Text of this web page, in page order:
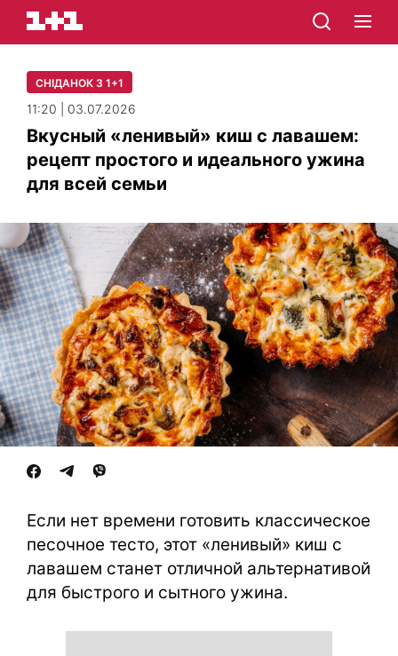
СНІДАНОК З 1+1
11:20 | 03.07.2026
Вкусный «ленивый» киш с лавашем:
рецепт простого и идеального ужина
для всей семьи
Если нет времени готовить классическое
песочное тесто, этот «ленивый» киш с
лавашем станет отличной альтернативой
для быстрого и сытного ужина.